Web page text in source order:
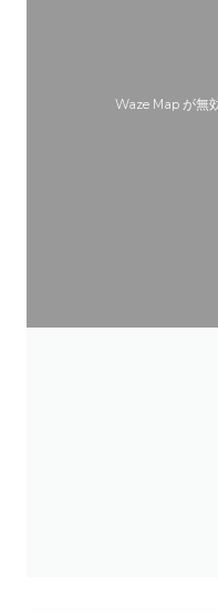
Waze Map が無